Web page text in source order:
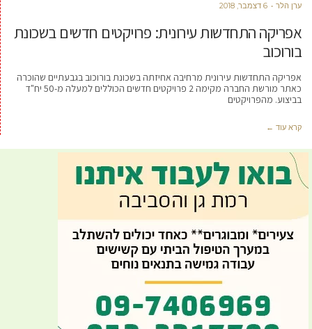
ערן הלר 6 דצמבר, 2018
אפריקה התחדשות עירונית: פרויקטים חדשים בשכונת
בורוכוב
אפריקה התחדשות עירונית מרחיבה אחיזתה בשכונת בורוכוב בגבעתיים שהוכרה
כאתר מורשת החברה מקימה 2 פרויקטים חדשים הכוללים למעלה מ-50 יח"ד
בביצוע. מהפרויקטים
קרא עוד ←